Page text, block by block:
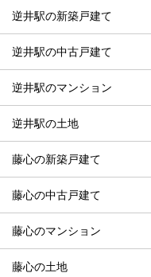
逆井駅の新築戸建て
逆井駅の中古戸建て
逆井駅のマンション
逆井駅の土地
藤心の新築戸建て
藤心の中古戸建て
藤心のマンション
藤心の土地